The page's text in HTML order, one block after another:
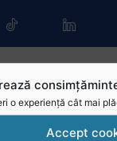
o experiență cât mai
Accept